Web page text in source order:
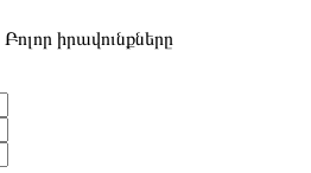
իրավունքները